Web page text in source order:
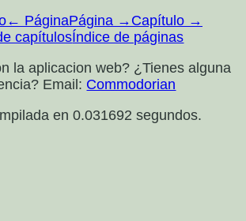
← PáginaPágina → Capítulo →
capítulosÍndice de páginas
la aplicacion web? ¿Tienes alguna
Email: Commodorian
en 0.031692 segundos.